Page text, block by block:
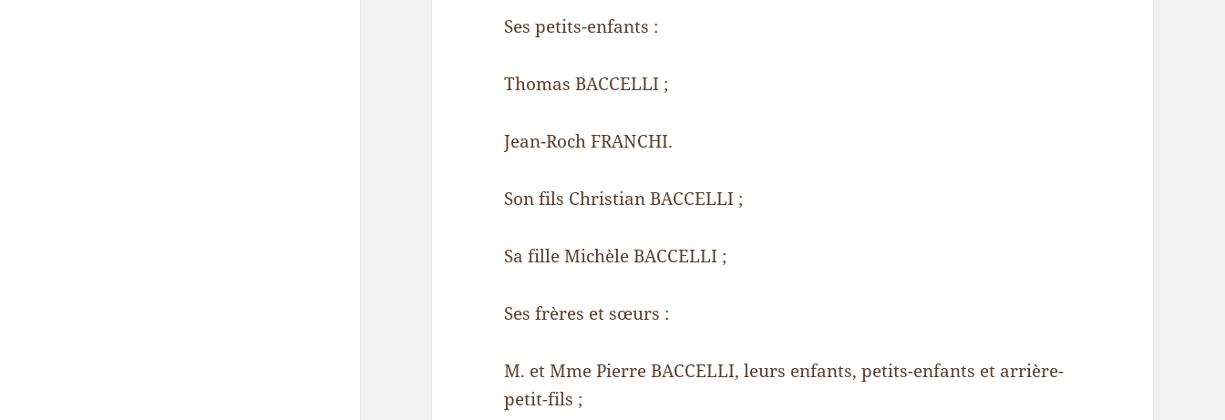
Ses petits-enfants :
Thomas BACCELLI ;
Jean-Roch FRANCHI.
Son fils Christian BACCELLI ;
Sa fille Michèle BACCELLI ;
Ses frères et sœurs :
M. et Mme Pierre BACCELLI, leurs enfants, petits-enfants et arrière-
petit-fils ;